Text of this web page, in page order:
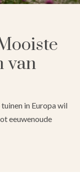
van
in Europa wil
eeuwenoude